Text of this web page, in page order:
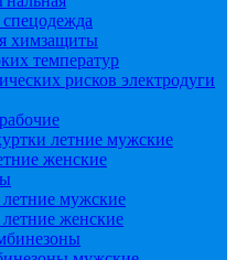
химзащиты
температур
рисков электродуги
летние мужские
женские
мужские
женские